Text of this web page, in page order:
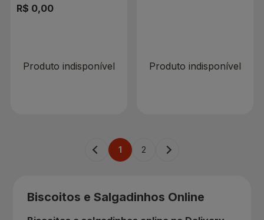
R$ 0,00
Produto indisponível Produto indisponível
1 2
Biscoitos e Salgadinhos Online